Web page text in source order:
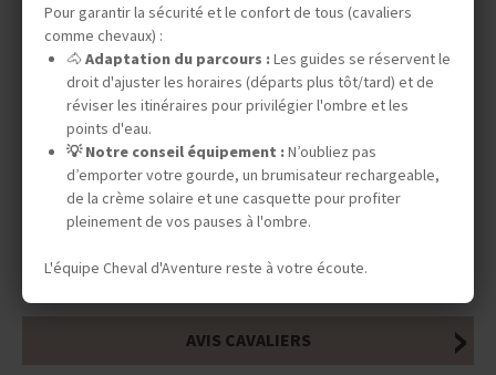
INFOS ÉQUESTRES
INFOS PRATIQUES
AVIS CAVALIERS
Pour garantir la sécurité et le confort de tous (cavaliers
comme chevaux) :
🐴 Adaptation du parcours :Les guides se réservent le
droit d'ajuster les horaires (départs plus tôt/tard) et de
réviser les itinéraires pour privilégier l'ombre et les
points d'eau.
💡 Notre conseil équipement :N’oubliez pas
d’emporter votre gourde, un brumisateur rechargeable,
de la crème solaire et une casquette pour profiter
pleinement de vos pauses à l'ombre.
L'équipe Cheval d'Aventure reste à votre écoute.